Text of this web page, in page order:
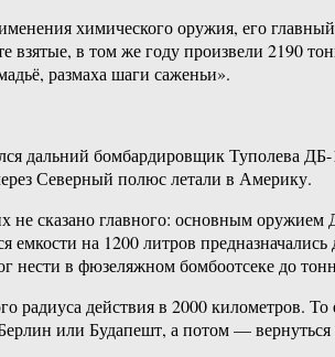
химического оружия, его
в том же году произвели 2190
размаха шаги саженьи».
дальний бомбардировщик
Северный полюс летали в Америку.
не сказано главного: основным
на 1200 литров
нести в фюзеляжном бомбоотсеке до
радиуса действия в 2000 километров.
или Будапешт, а потом — вернуться